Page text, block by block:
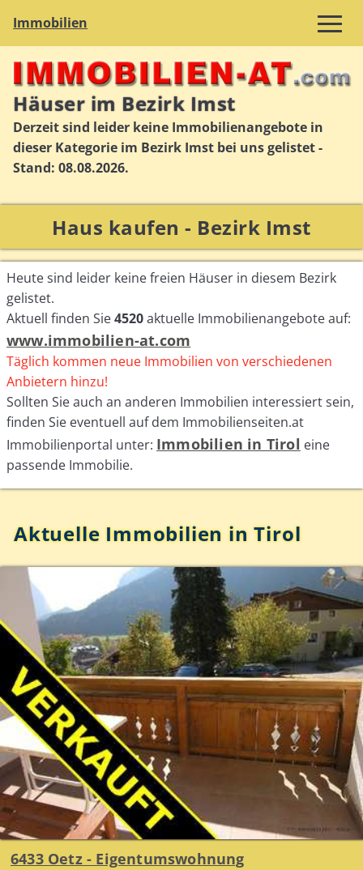
Immobilien
Häuser im Bezirk Imst
Derzeit sind leider keine Immobilienangebote in
dieser Kategorie im Bezirk Imst bei uns gelistet -
Stand: 08.08.2026.
Haus kaufen - Bezirk Imst
Heute sind leider keine freien Häuser in diesem Bezirk
gelistet.
Aktuell finden Sie4520aktuelle Immobilienangebote auf:
www.immobilien-at.com
Täglich kommen neue Immobilien von verschiedenen
Anbietern hinzu!
Sollten Sie auch an anderen Immobilien interessiert sein,
finden Sie eventuell auf dem Immobilienseiten.at
Immobilienportal unter: Immobilien in Tirol eine
passende Immobilie.
Aktuelle Immobilien in Tirol
6433 Oetz - Eigentumswohnung